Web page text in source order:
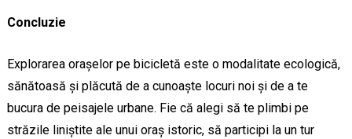
Concluzie
Explorarea orașelor pe bicicletă este o modalitate ecologică,
sănătoasă și plăcută de a cunoaște locuri noi și de a te
bucura de peisajele urbane. Fie că alegi să te plimbi pe
străzile liniștite ale unui oraș istoric, să participi la un tur